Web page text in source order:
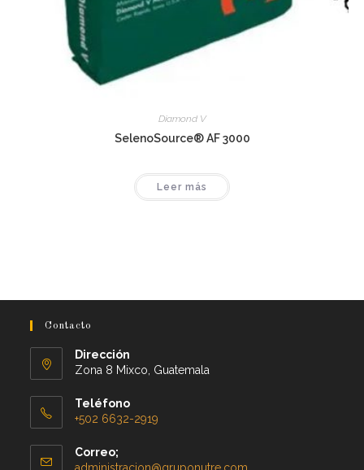
Diamond V
SelenoSource® AF 3000
Leer más
Contacto
Dirección
Zona 8 Mixco, Guatemala
Teléfono
+502 6632-2919
Correo;